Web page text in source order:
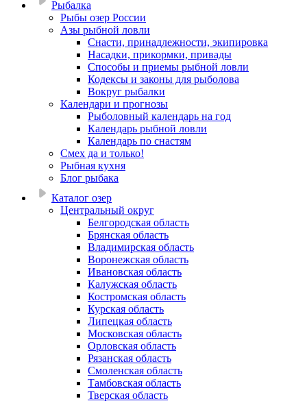
Рыбалка
Рыбы озер России
Азы рыбной ловли
Снасти, принадлежности, экипировка
Насадки, прикормки, привады
Способы и приемы рыбной ловли
Кодексы и законы для рыболова
Вокруг рыбалки
Календари и прогнозы
Рыболовный календарь на год
Календарь рыбной ловли
Календарь по снастям
Смех да и только!
Рыбная кухня
Блог рыбака
Каталог озер
Центральный округ
Белгородская область
Брянская область
Владимирская область
Воронежская область
Ивановская область
Калужская область
Костромская область
Курская область
Липецкая область
Московская область
Орловская область
Рязанская область
Смоленская область
Тамбовская область
Тверская область